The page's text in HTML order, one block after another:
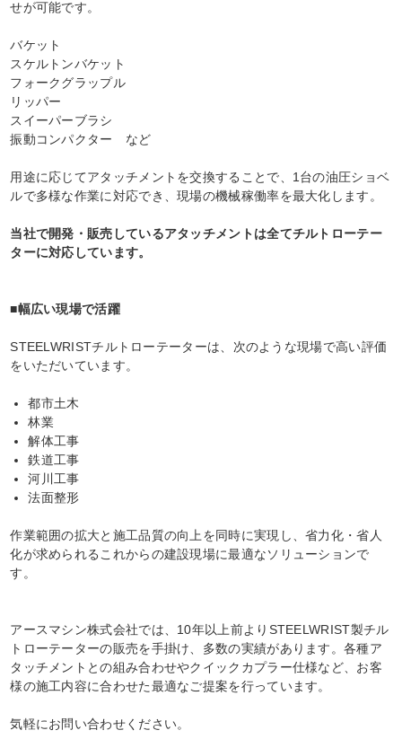
せが可能です。
バケット
スケルトンバケット
フォークグラップル
リッパー
スイーパーブラシ
振動コンパクター など
用途に応じてアタッチメントを交換することで、1台の油圧ショベ
ルで多様な作業に対応でき、現場の機械稼働率を最大化します。
当社で開発・販売しているアタッチメントは全てチルトローテー
ターに対応しています。
■幅広い現場で活躍
STEELWRISTチルトローテーターは、次のような現場で高い評価
をいただいています。
都市土木
林業
解体工事
鉄道工事
河川工事
法面整形
作業範囲の拡大と施工品質の向上を同時に実現し、省力化・省人
化が求められるこれからの建設現場に最適なソリューションで
す。
アースマシン株式会社では、10年以上前よりSTEELWRIST製チル
トローテーターの販売を手掛け、多数の実績があります。各種ア
タッチメントとの組み合わせやクイックカプラー仕様など、お客
様の施工内容に合わせた最適なご提案を行っています。
気軽にお問い合わせください。